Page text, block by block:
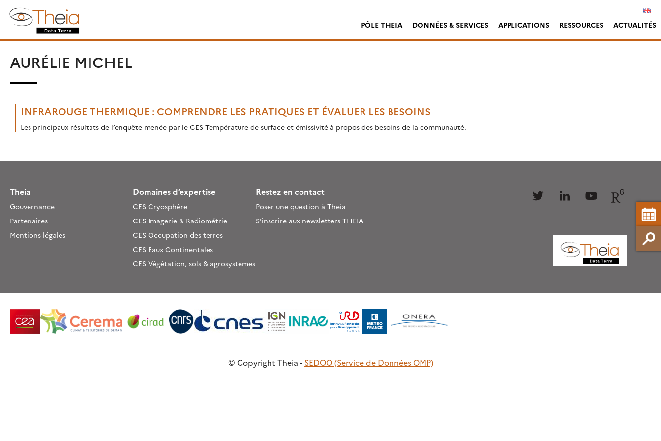
content
PÔLE THEIA DONNÉES & SERVICES APPLICATIONS RESSOURCES ACTUALITÉS
AURÉLIE MICHEL
INFRAROUGE THERMIQUE : COMPRENDRE LES PRATIQUES ET ÉVALUER LES BESOINS
Les principaux résultats de l’enquête menée par le CES Température de surface et émissivité à propos des besoins de la communauté.
Theia
Gouvernance
Partenaires
Mentions légales
Domaines d’expertise
CES Cryosphère
CES Imagerie & Radiométrie
CES Occupation des terres
CES Eaux Continentales
CES Végétation, sols & agrosystèmes
Restez en contact
Poser une question à Theia
S’inscrire aux newsletters THEIA
Follow Follow
© Copyright Theia - SEDOO (Service de Données OMP)